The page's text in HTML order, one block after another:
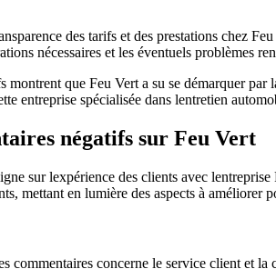
des tarifs et des prestations chez
nécessaires et les éventuels problèmes
montrent que Feu Vert a su se démarquer
entreprise spécialisée dans lentretien
négatifs sur Feu Vert
sur lexpérience des clients avec
mettant en lumière des aspects à améliorer
commentaires concerne le service client et